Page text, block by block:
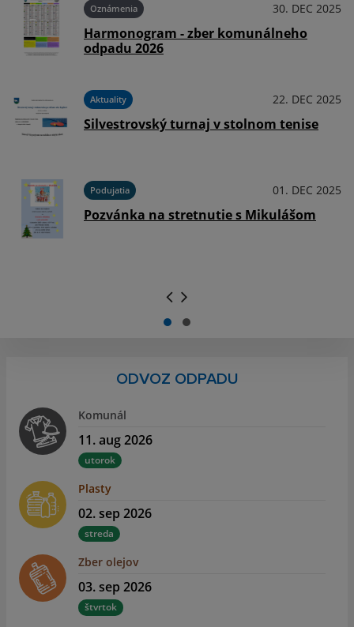
Oznámenia 30. DEC 2025
Harmonogram - zber komunálneho
odpadu 2026
Aktuality 22. DEC 2025
Silvestrovský turnaj v stolnom tenise
Podujatia 01. DEC 2025
Pozvánka na stretnutie s Mikulášom
ODVOZ ODPADU
Komunál
11. aug 2026
utorok
Plasty
02. sep 2026
streda
Zber olejov
03. sep 2026
štvrtok